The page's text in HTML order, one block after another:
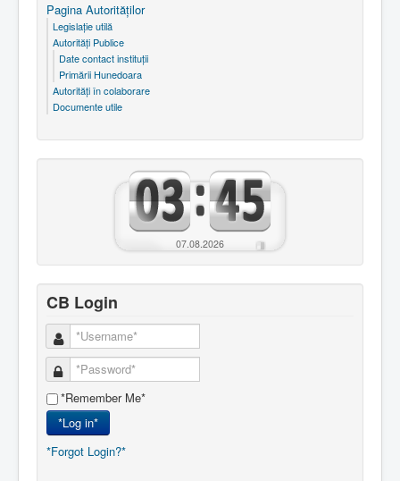
Pagina Autorităţilor
Legislaţie utilă
Autorităţi Publice
Date contact instituţii
Primării Hunedoara
Autorităţi în colaborare
Documente utile
07.08.2026
CB Login
*Remember Me*
*Log in*
*Forgot Login?*